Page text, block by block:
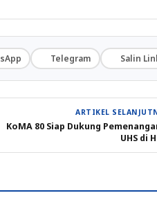
Telegram Salin
ARTIKEL
KoMA 80 Siap Dukung
UHS di